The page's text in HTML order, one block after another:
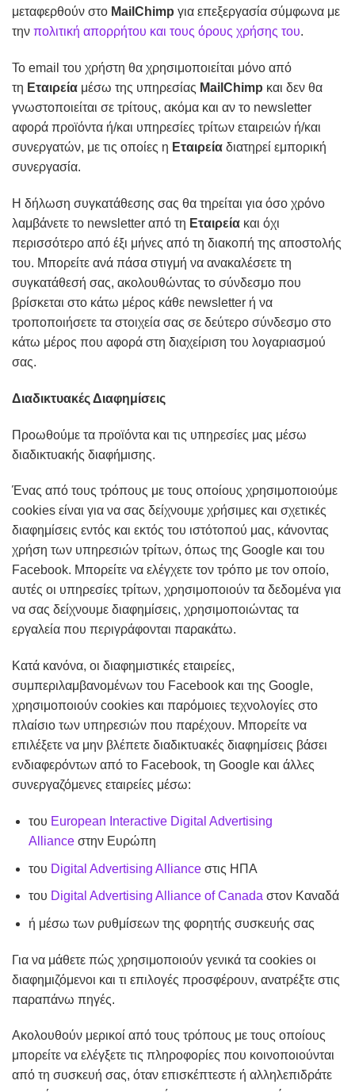
μεταφερθούν στο MailChimp για επεξεργασία σύμφωνα με
την πολιτική απορρήτου και τους όρους χρήσης του.
Το email του χρήστη θα χρησιμοποιείται μόνο από
τη Εταιρεία μέσω της υπηρεσίας MailChimp και δεν θα
γνωστοποιείται σε τρίτους, ακόμα και αν το newsletter
αφορά προϊόντα ή/και υπηρεσίες τρίτων εταιρειών ή/και
συνεργατών, με τις οποίες η Εταιρεία διατηρεί εμπορική
συνεργασία.
Η δήλωση συγκατάθεσης σας θα τηρείται για όσο χρόνο
λαμβάνετε το newsletter από τη Εταιρεία και όχι
περισσότερο από έξι μήνες από τη διακοπή της αποστολής
του. Μπορείτε ανά πάσα στιγμή να ανακαλέσετε τη
συγκατάθεσή σας, ακολουθώντας το σύνδεσμο που
βρίσκεται στο κάτω μέρος κάθε newsletter ή να
τροποποιήσετε τα στοιχεία σας σε δεύτερο σύνδεσμο στο
κάτω μέρος που αφορά στη διαχείριση του λογαριασμού
σας.
Διαδικτυακές Διαφημίσεις
Προωθούμε τα προϊόντα και τις υπηρεσίες μας μέσω
διαδικτυακής διαφήμισης.
Ένας από τους τρόπους με τους οποίους χρησιμοποιούμε
cookies είναι για να σας δείχνουμε χρήσιμες και σχετικές
διαφημίσεις εντός και εκτός του ιστότοπού μας, κάνοντας
χρήση των υπηρεσιών τρίτων, όπως της Google και του
Facebook. Μπορείτε να ελέγχετε τον τρόπο με τον οποίο,
αυτές οι υπηρεσίες τρίτων, χρησιμοποιούν τα δεδομένα για
να σας δείχνουμε διαφημίσεις, χρησιμοποιώντας τα
εργαλεία που περιγράφονται παρακάτω.
Κατά κανόνα, οι διαφημιστικές εταιρείες,
συμπεριλαμβανομένων του Facebook και της Google,
χρησιμοποιούν cookies και παρόμοιες τεχνολογίες στο
πλαίσιο των υπηρεσιών που παρέχουν. Μπορείτε να
επιλέξετε να μην βλέπετε διαδικτυακές διαφημίσεις βάσει
ενδιαφερόντων από το Facebook, τη Google και άλλες
συνεργαζόμενες εταιρείες μέσω:
του European Interactive Digital Advertising
Allianceστην Ευρώπη
του Digital Advertising Allianceστις ΗΠΑ
του Digital Advertising Alliance of Canada στον Καναδά
ή μέσω των ρυθμίσεων της φορητής συσκευής σας
Για να μάθετε πώς χρησιμοποιούν γενικά τα cookies οι
διαφημιζόμενοι και τι επιλογές προσφέρουν, ανατρέξτε στις
παραπάνω πηγές.
Ακολουθούν μερικοί από τους τρόπους με τους οποίους
μπορείτε να ελέγξετε τις πληροφορίες που κοινοποιούνται
από τη συσκευή σας, όταν επισκέπτεστε ή αλληλεπιδράτε